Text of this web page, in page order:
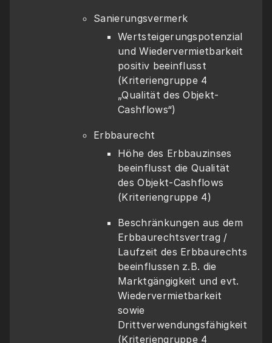
Sanierungsvermerk
Wertsteigerungspotenzial
und Wiedervermietbarkeit
positiv beeinflusst
(Kriteriengruppe 4
„Qualität des Objekt-
Cashflows“)
Erbbaurecht
Höhe des Erbbauzinses
beeinflusst die Qualität
des Objekt-Cashflows
(Kriteriengruppe 4)
Beschränkungen aus dem
Erbbaurechtsvertrag /
Laufzeit des Erbbaurechts
beeinflussen z.B. die
Marktgängigkeit und evt.
Wiedervermietbarkeit
sowie
Drittverwendungsfähigkeit
(Kriteriengruppe 4